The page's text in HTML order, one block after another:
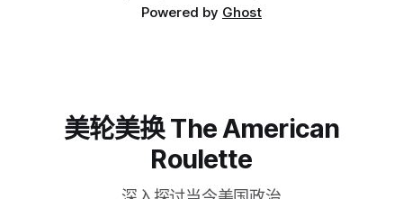
Powered by Ghost
美轮美换 The American
Roulette